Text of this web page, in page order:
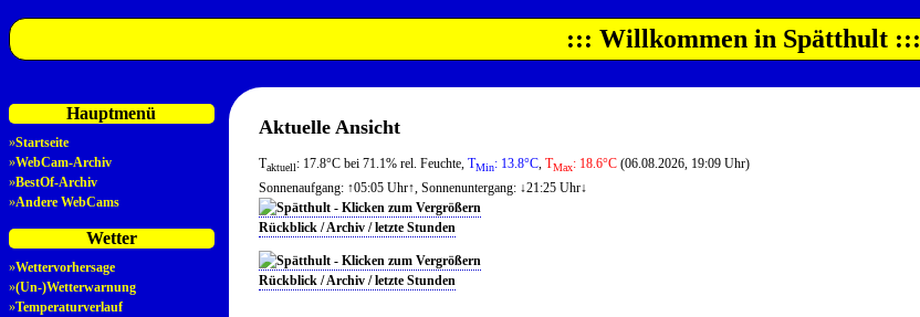
::: Willkommen in Spätthult :::
Hauptmenü
»Startseite
»WebCam-Archiv
»BestOf-Archiv
»Andere WebCams
Wetter
»Wettervorhersage
»(Un-)Wetterwarnung
»Temperaturverlauf
Aktuelle Ansicht
Taktuell: 17.8°C bei 71.1% rel. Feuchte, TMin: 13.8°C, TMax: 18.6°C(06.08.2026, 19:09 Uhr)
Sonnenaufgang: ↑05:05 Uhr↑, Sonnenuntergang: ↓21:25 Uhr↓
Rückblick / Archiv / letzte Stunden
Rückblick / Archiv / letzte Stunden